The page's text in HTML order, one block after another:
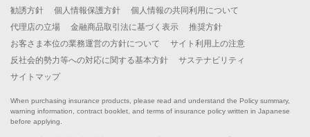
勧誘方針
個人情報保護方針
個人情報の共同利用について
代理店の立場
金融商品取引法に基づく表示
推奨方針
お客さま本位の業務運営の方針について
サイト利用上の注意
反社会的勢力等への対応に関する基本方針
サステナビリティ
サイトマップ
When purchasing insurance products, please read and understand the Policy summary,
warning information, contract booklet, and terms of insurance policy written in Japanese
before applying.